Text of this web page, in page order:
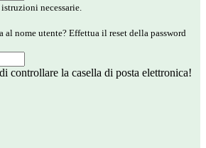
necessarie.
al nome utente? Effettua il reset della password
controllare la casella di posta elettronica!